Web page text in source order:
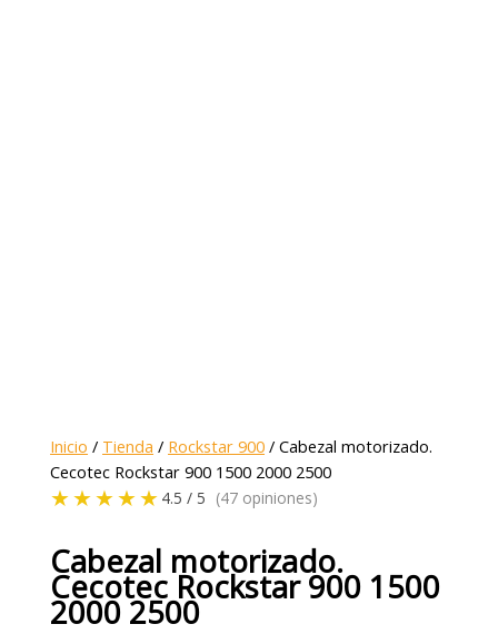
Inicio / Tienda / Rockstar 900 / Cabezal motorizado.
Cecotec Rockstar 900 1500 2000 2500
★★★★★ 4.5 / 5 (47 opiniones)
Cabezal motorizado.
Cecotec Rockstar 900 1500
2000 2500